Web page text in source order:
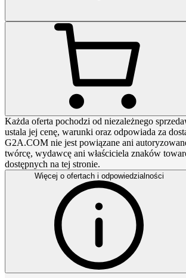
Każda oferta pochodzi od niezależnego
ustala jej cenę, warunki oraz odpowiada za
G2A.COM nie jest powiązane ani
twórcę, wydawcę ani właściciela znaków
dostępnych na tej stronie.
Więcej o ofertach i odpowiedzialności